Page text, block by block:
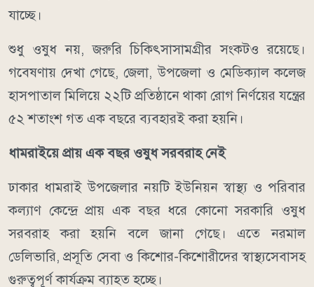
যাচ্ছে।
শুধু ওষুধ নয়, জরুরি চিকিৎসাসামগ্রীর সংকটও রয়েছে।
গবেষণায় দেখা গেছে, জেলা, উপজেলা ও মেডিক্যাল কলেজ
হাসপাতাল মিলিয়ে ২২টি প্রতিষ্ঠানে থাকা রোগ নির্ণয়ের যন্ত্রের
৫২ শতাংশ গত এক বছরে ব্যবহারই করা হয়নি।
ধামরাইয়ে প্রায় এক বছর ওষুধ সরবরাহ নেই
ঢাকার ধামরাই উপজেলার নয়টি ইউনিয়ন স্বাস্থ্য ও পরিবার
কল্যাণ কেন্দ্রে প্রায় এক বছর ধরে কোনো সরকারি ওষুধ
সরবরাহ করা হয়নি বলে জানা গেছে। এতে নরমাল
ডেলিভারি, প্রসূতি সেবা ও কিশোর-কিশোরীদের স্বাস্থ্যসেবাসহ
গুরুত্বপূর্ণ কার্যক্রম ব্যাহত হচ্ছে।